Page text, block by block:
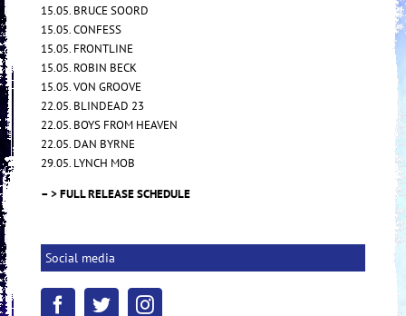
15.05. BRUCE SOORD
15.05. CONFESS
15.05. FRONTLINE
15.05. ROBIN BECK
15.05. VON GROOVE
22.05. BLINDEAD 23
22.05. BOYS FROM HEAVEN
22.05. DAN BYRNE
29.05. LYNCH MOB
– > FULL RELEASE SCHEDULE
Social media